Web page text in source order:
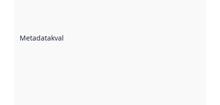
Metadatakvalitet